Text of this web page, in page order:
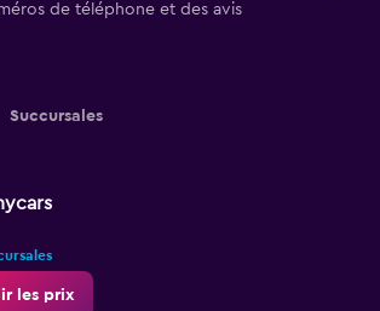
de téléphone et des avis
Succursales
les prix